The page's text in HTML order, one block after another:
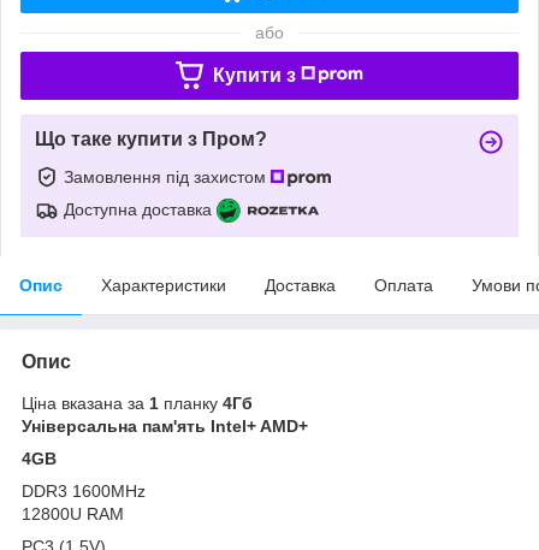
або
Купити з
Що таке купити з Пром?
Замовлення під захистом
Доступна доставка
Опис Характеристики Доставка Оплата Умови
Опис
Ціна вказана за 1 планку 4Гб
Універсальна пам'ять Intel+ AMD+
4GB
DDR3 1600MHz
12800U RAM
PC3 (1.5V)